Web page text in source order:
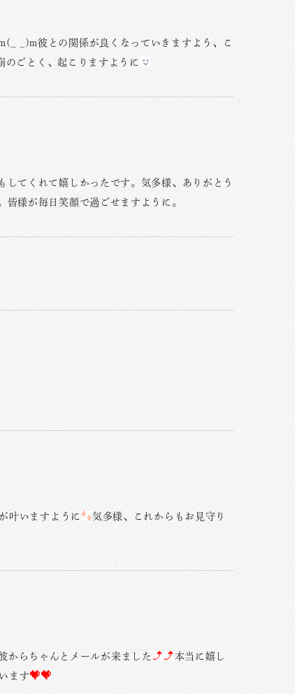
_)m彼との関係が良くなっていきますよう、こ
ごとく、起こりますように
てくれて嬉しかったです。気多様、ありがとう
様が毎日笑顔で過ごせますように。
叶いますように
気多様、これからもお見守り
からちゃんとメールが来ました
本当に嬉し
ます